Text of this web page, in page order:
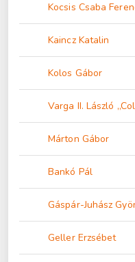
Kocsis Csaba
Kaincz Katalin
Kolos Gábor
Varga II. László
Márton Gábor
Bankó Pál
Gáspár-Juhász
Geller Erzsébet